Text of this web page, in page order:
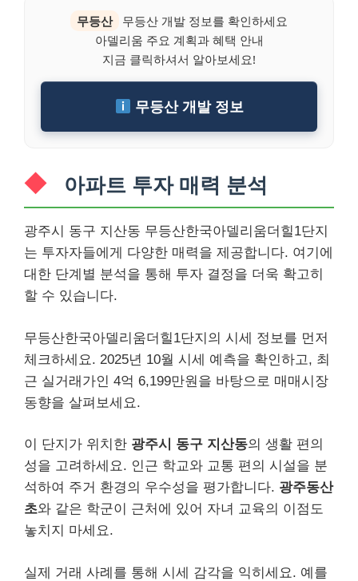
무등산
무등산 개발 정보를 확인하세요
아델리움 주요 계획과 혜택 안내
지금 클릭하셔서 알아보세요!
무등산 개발 정보
아파트 투자 매력 분석
광주시 동구 지산동 무등산한국아델리움더힐1단지
는 투자자들에게 다양한 매력을 제공합니다. 여기에
대한 단계별 분석을 통해 투자 결정을 더욱 확고히
할 수 있습니다.
무등산한국아델리움더힐1단지의 시세 정보를 먼저
체크하세요. 2025년 10월 시세 예측을 확인하고, 최
근 실거래가인 4억 6,199만원을 바탕으로 매매시장
동향을 살펴보세요.
이 단지가 위치한 광주시 동구 지산동의 생활 편의
성을 고려하세요. 인근 학교와 교통 편의 시설을 분
석하여 주거 환경의 우수성을 평가합니다. 광주동산
초와 같은 학군이 근처에 있어 자녀 교육의 이점도
놓치지 마세요.
실제 거래 사례를 통해 시세 감각을 익히세요. 예를